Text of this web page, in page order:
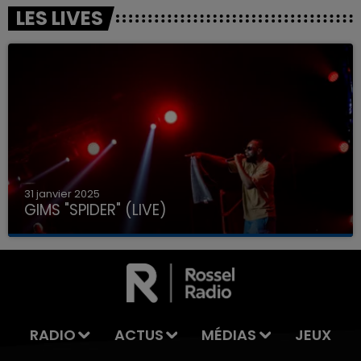
LES LIVES
31 janvier 2025
GIMS "SPIDER" (LIVE)
RADIO ACTUS MÉDIAS JEUX